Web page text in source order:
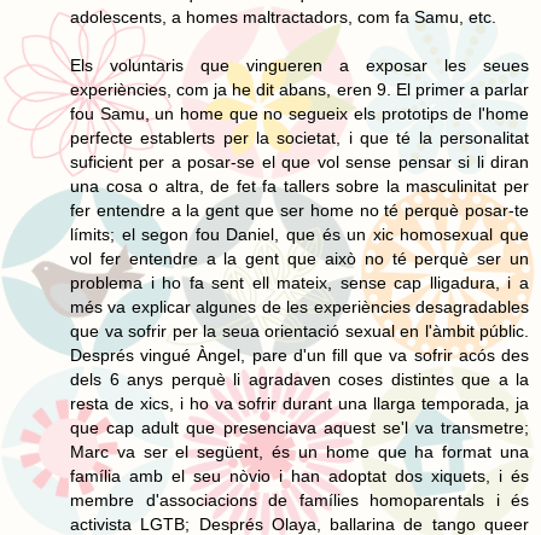
adolescents, a homes maltractadors, com fa Samu, etc.
Els voluntaris que vingueren a exposar les seues
experiències, com ja he dit abans, eren 9. El primer a parlar
fou Samu, un home que no segueix els prototips de l'home
perfecte establerts per la societat, i que té la personalitat
suficient per a posar-se el que vol sense pensar si li diran
una cosa o altra, de fet fa tallers sobre la masculinitat per
fer entendre a la gent que ser home no té perquè posar-te
límits; el segon fou Daniel, que és un xic homosexual que
vol fer entendre a la gent que això no té perquè ser un
problema i ho fa sent ell mateix, sense cap lligadura, i a
més va explicar algunes de les experiències desagradables
que va sofrir per la seua orientació sexual en l'àmbit públic.
Després vingué Àngel, pare d'un fill que va sofrir acós des
dels 6 anys perquè li agradaven coses distintes que a la
resta de xics, i ho va sofrir durant una llarga temporada, ja
que cap adult que presenciava aquest se'l va transmetre;
Marc va ser el següent, és un home que ha format una
família amb el seu nòvio i han adoptat dos xiquets, i és
membre d'associacions de famílies homoparentals i és
activista LGTB; Després Olaya, ballarina de tango queer